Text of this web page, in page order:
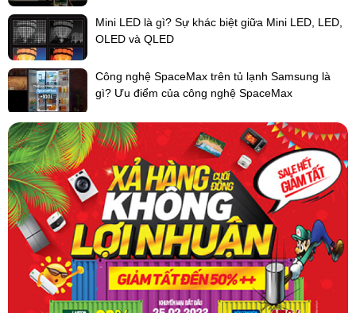
ống môi chất linh hoạt là cơ sở giúp hệ thống này dễ dàng thiết kế
cho các công trình như nhà ga, sân bay, trường học và bệnh viện.
- Mở rộng phạm vi vận hành:
+ Dải nhiệt độ hoạt động chiều lạnh: Phạm vi nhiệt độ hoạt động
ngoài trời của dàn nóng mở rộng từ - 10°C tới 52°C nhờ được ứng
dụng công nghệ quạt giải nhiệt mới và máy nén biến tần hiệu suất
cao.
+ Dải nhiệt độ hoạt động chiều sưởi: Hệ thống có thể hoạt động tại
thời điểm nhiệt độ ngoài trời xuống tới -20°C.
+ Dải cài đặt nhiệt độ rộng: Người sử dụng có thể cài đặt nhiệt độ
hoạt động từ 16°C đến 30°C bằng điều khiển có dây
Do điều hòa trung tâm là sản phẩm đặc thù, cần phải xin giá từ
hãng để có giá tốt nhất cho dự án. Vì thế, chủ đầu tư, nhà thầu vui
lòng liên hệ tới hotline 091 6332 988- 091 2262 305- 094 7853 003
để được hỗ trợ tư vấn, thiết kế hoàn toàn MIỄN PHÍ và báo giá
Mini LED là gì? Sự khác biệt giữa Mini LED, LED,
OLED và QLED
Công nghệ SpaceMax trên tủ lạnh Samsung là
gì? Ưu điểm của công nghệ SpaceMax